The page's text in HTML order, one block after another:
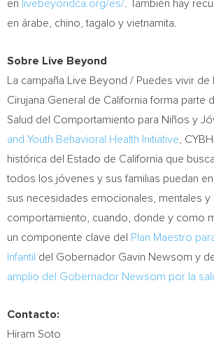
en livebeyondca.org/es/ . También hay
en árabe, chino, tagalo y vietnamita.
Sobre Live Beyond
La campaña Live Beyond / Puedes vivir de
Cirujana General de California forma parte
Salud del Comportamiento para Niños y
and Youth Behavioral Health Initiative ,
histórica del Estado de California que
todos los jóvenes y sus familias puedan
sus necesidades emocionales, mentales y
comportamiento, cuando, donde y como
un componente clave del
Plan Maestro
Infantil del Gobernador Gavin Newsom y
amplio del Gobernador Newsom por la
Contacto:
Hiram Soto